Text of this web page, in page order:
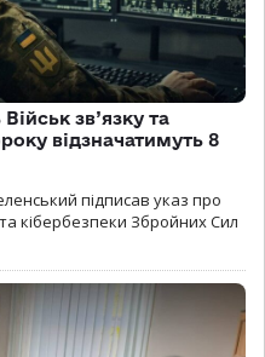
зв’язку та
відзначатимуть 8
підписав указ про
кібербезпеки Збройних Сил